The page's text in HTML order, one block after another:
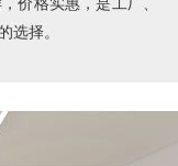
价格实惠，是工厂、
选择。